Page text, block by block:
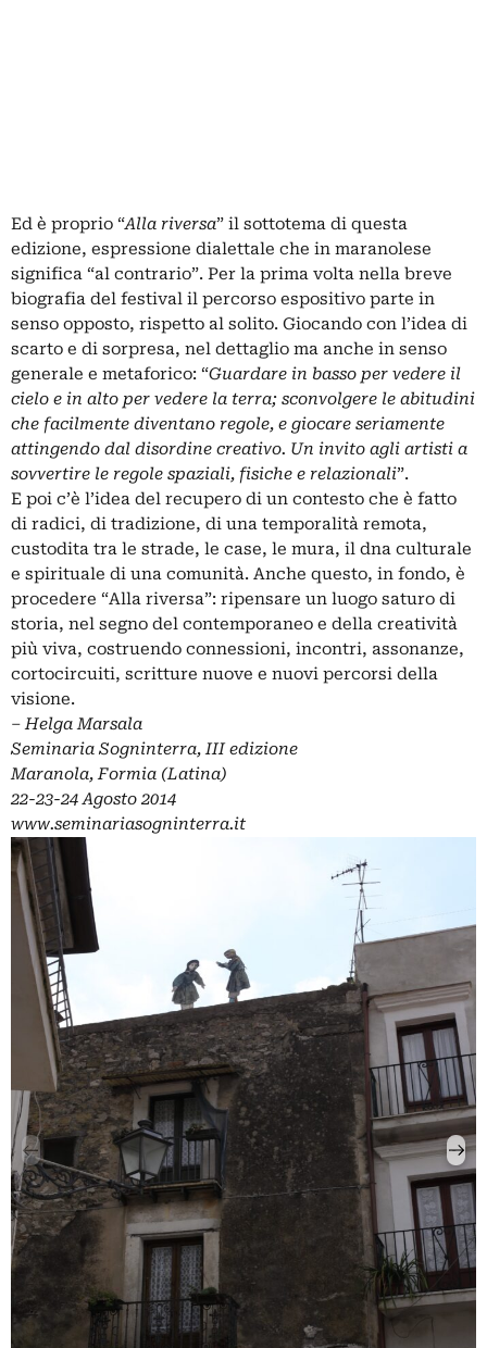
Ed è proprio “Alla riversa” il sottotema di questa
edizione, espressione dialettale che in maranolese
significa “al contrario”. Per la prima volta nella breve
biografia del festival il percorso espositivo parte in
senso opposto, rispetto al solito. Giocando con l’idea di
scarto e di sorpresa, nel dettaglio ma anche in senso
generale e metaforico: “Guardare in basso per vedere il
cielo e in alto per vedere la terra; sconvolgere le abitudini
che facilmente diventano regole, e giocare seriamente
attingendo dal disordine creativo. Un invito agli artisti a
sovvertire le regole spaziali, fisiche e relazionali”.
E poi c’è l’idea del recupero di un contesto che è fatto
di radici, di tradizione, di una temporalità remota,
custodita tra le strade, le case, le mura, il dna culturale
e spirituale di una comunità. Anche questo, in fondo, è
procedere “Alla riversa”: ripensare un luogo saturo di
storia, nel segno del contemporaneo e della creatività
più viva, costruendo connessioni, incontri, assonanze,
cortocircuiti, scritture nuove e nuovi percorsi della
visione.
–Helga Marsala
Seminaria Sogninterra, III edizione
Maranola, Formia (Latina)
22-23-24 Agosto 2014
www.seminariasogninterra.it